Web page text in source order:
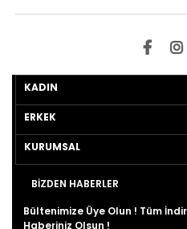
KADIN
ERKEK
KURUMSAL
BİZDEN HABERLER
Bültenimize Üye Olun ! Tüm
Haberiniz Olsun !